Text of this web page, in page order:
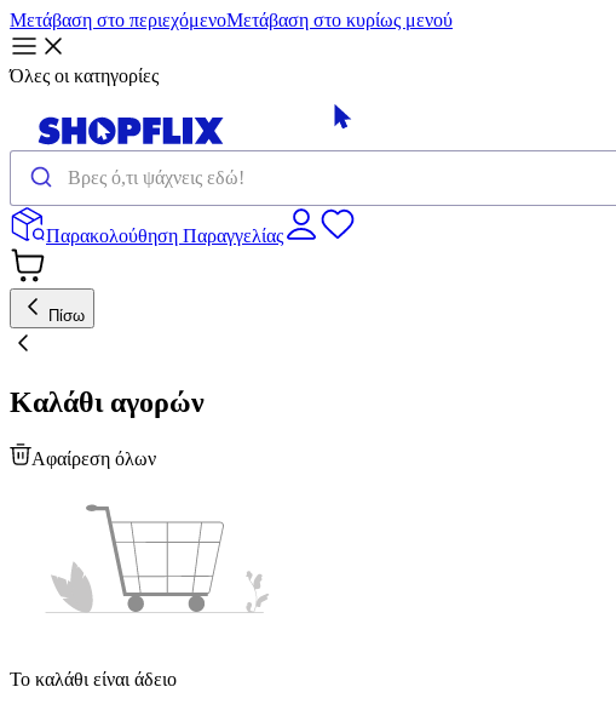
Μετάβαση στο περιεχόμενοΜετάβαση στο κυρίως μενού
Όλες οι κατηγορίες
Παρακολούθηση Παραγγελίας
Πίσω
Καλάθι αγορών
Αφαίρεση όλων
Το καλάθι είναι άδειο